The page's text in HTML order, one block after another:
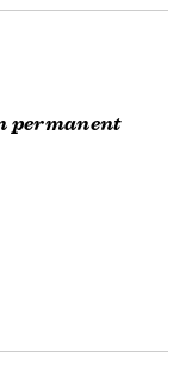
permanent